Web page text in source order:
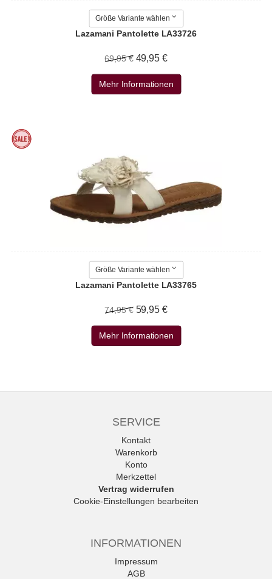
Größe Variante wählen
Lazamani Pantolette LA33726
69,95 € 49,95 €
Mehr Informationen
Größe Variante wählen
Lazamani Pantolette LA33765
74,95 € 59,95 €
Mehr Informationen
SERVICE
Kontakt
Warenkorb
Konto
Merkzettel
Vertrag widerrufen
Cookie-Einstellungen bearbeiten
INFORMATIONEN
Impressum
AGB